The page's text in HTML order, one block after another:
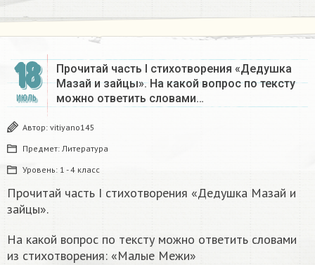
18
ИЮЛЬ
Прочитай часть I стихотворения «Дедушка
Мазай и зайцы». На какой вопрос по тексту
можно ответить словами…
Автор: vitiyano145
Предмет: Литература
Уровень: 1 - 4 класс
Прочитай часть I стихотворения «Дедушка Мазай и
зайцы».
На какой вопрос по тексту можно ответить словами
из стихотворения: «Малые Межи»